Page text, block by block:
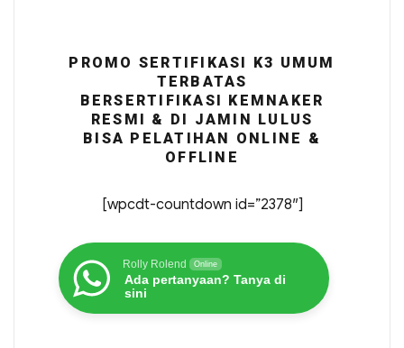
PROMO SERTIFIKASI K3 UMUM
TERBATAS
BERSERTIFIKASI KEMNAKER
RESMI & DI JAMIN LULUS
BISA PELATIHAN ONLINE &
OFFLINE
[wpcdt-countdown id=”2378″]
Rolly Rolend Online
Ada pertanyaan? Tanya di
sini